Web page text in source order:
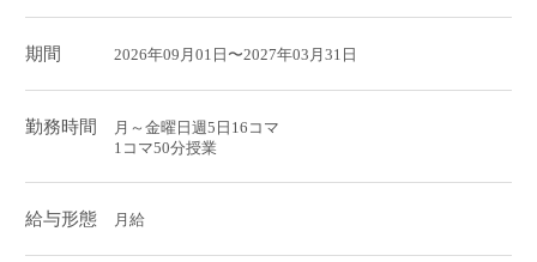
期間 2026年09月01日〜2027年03月31日
勤務時間
月～金曜日週5日16コマ
1コマ50分授業
給与形態 月給